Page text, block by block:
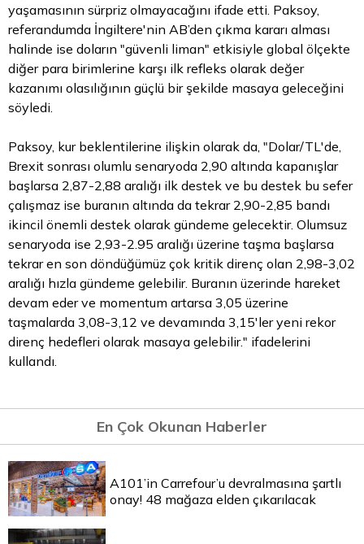
yaşamasının sürpriz olmayacağını ifade etti. Paksoy,
referandumda İngiltere'nin AB’den çıkma kararı alması
halinde ise doların "güvenli liman" etkisiyle global ölçekte
diğer para birimlerine karşı ilk refleks olarak değer
kazanımı olasılığının güçlü bir şekilde masaya geleceğini
söyledi.
Paksoy, kur beklentilerine ilişkin olarak da, "Dolar/TL'de,
Brexit sonrası olumlu senaryoda 2,90 altında kapanışlar
başlarsa 2,87-2,88 aralığı ilk destek ve bu destek bu sefer
çalışmaz ise buranın altında da tekrar 2,90-2,85 bandı
ikincil önemli destek olarak gündeme gelecektir. Olumsuz
senaryoda ise 2,93-2.95 aralığı üzerine taşma başlarsa
tekrar en son döndüğümüz çok kritik direnç olan 2,98-3,02
aralığı hızla gündeme gelebilir. Buranın üzerinde hareket
devam eder ve momentum artarsa 3,05 üzerine
taşmalarda 3,08-3,12 ve devamında 3,15'ler yeni rekor
direnç hedefleri olarak masaya gelebilir." ifadelerini
kullandı.
En Çok Okunan Haberler
A101’in Carrefour’u devralmasına şartlı
onay! 48 mağaza elden çıkarılacak